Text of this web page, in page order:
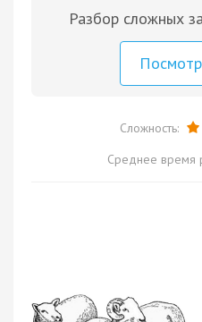
Разбор сложных
Сложность:
Среднее время